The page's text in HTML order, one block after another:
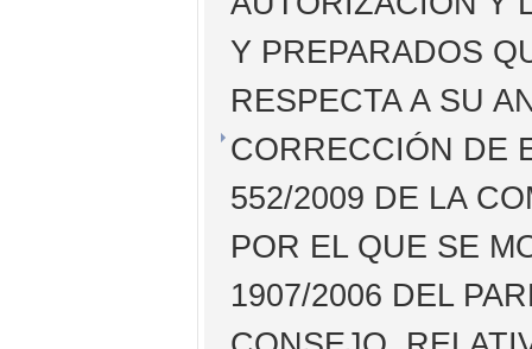
Y PREPARADOS
RESPECTA A SU
CORRECCIÓN DE
552/2009 DE LA
POR EL QUE SE
1907/2006 DEL